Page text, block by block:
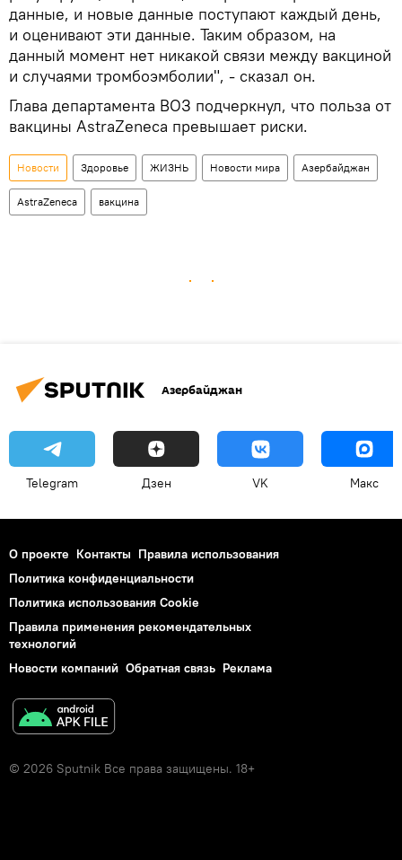
данные, и новые данные поступают каждый день,
и оценивают эти данные. Таким образом, на
данный момент нет никакой связи между вакциной
и случаями тромбоэмболии", - сказал он.
Глава департамента ВОЗ подчеркнул, что польза от
вакцины AstraZeneca превышает риски.
Новости Здоровье ЖИЗНЬ Новости мира Азербайджан
AstraZeneca вакцина
Азербайджан
Telegram Дзен VK Макс
О проекте Контакты Правила использования
Политика конфиденциальности
Политика использования Cookie
Правила применения рекомендательных
технологий
Новости компаний Обратная связь Реклама
© 2026 Sputnik Все права защищены. 18+